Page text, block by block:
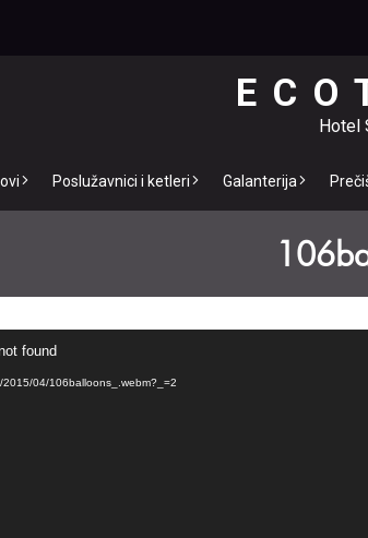
Hotel
Poslužavnici i ketleri Galanterija
found
04/106balloons_.webm?_=2